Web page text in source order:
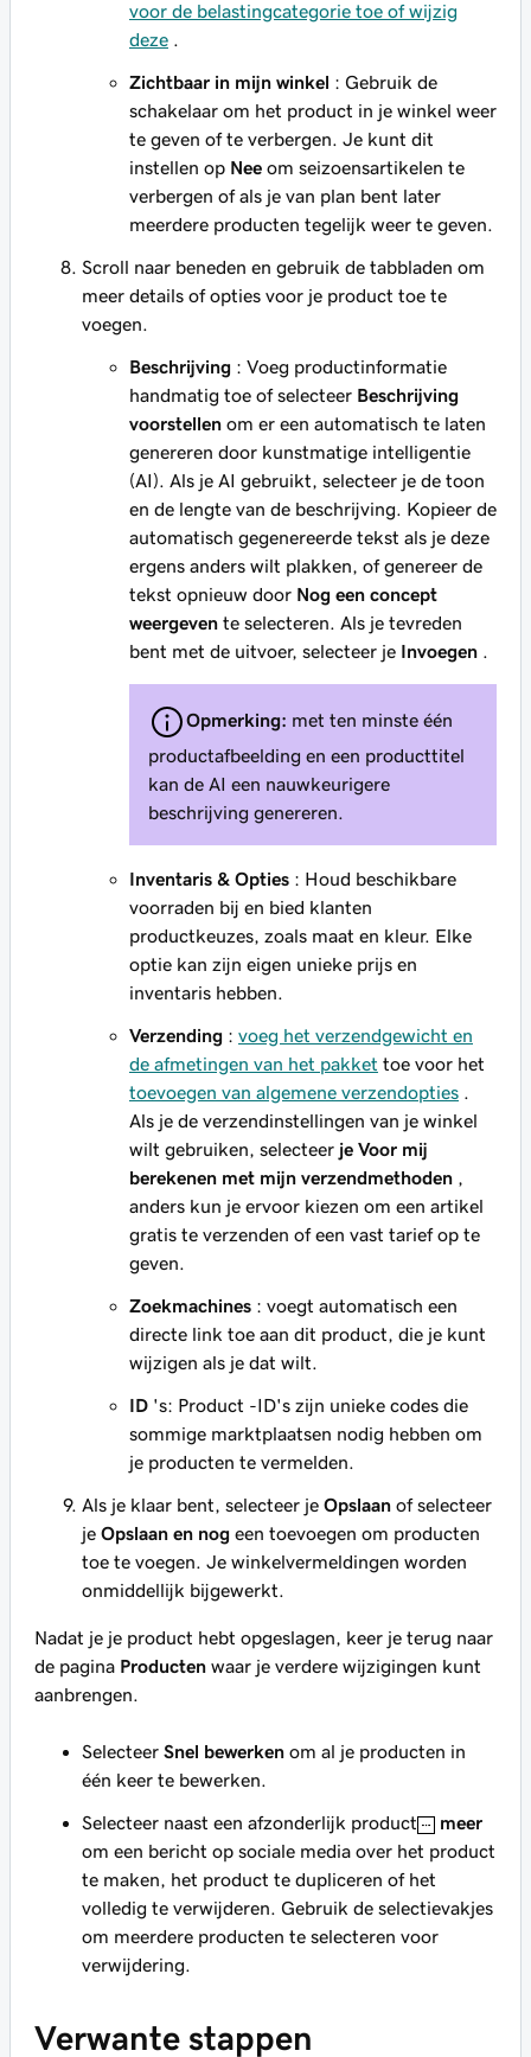
voor de belastingcategorie toe of wijzig
deze .
Zichtbaar in mijn winkel : Gebruik de
schakelaar om het product in je winkel weer
te geven of te verbergen. Je kunt dit
instellen op Nee om seizoensartikelen te
verbergen of als je van plan bent later
meerdere producten tegelijk weer te geven.
Scroll naar beneden en gebruik de tabbladen om
meer details of opties voor je product toe te
voegen.
Beschrijving : Voeg productinformatie
handmatig toe of selecteer Beschrijving
voorstellen om er een automatisch te laten
genereren door kunstmatige intelligentie
(AI). Als je AI gebruikt, selecteer je de toon
en de lengte van de beschrijving. Kopieer de
automatisch gegenereerde tekst als je deze
ergens anders wilt plakken, of genereer de
tekst opnieuw door Nog een concept
weergeven te selecteren. Als je tevreden
bent met de uitvoer, selecteer je Invoegen .
Opmerking: met ten minste één
productafbeelding en een producttitel
kan de AI een nauwkeurigere
beschrijving genereren.
Inventaris & Opties : Houd beschikbare
voorraden bij en bied klanten
productkeuzes, zoals maat en kleur. Elke
optie kan zijn eigen unieke prijs en
inventaris hebben.
Verzending : voeg het verzendgewicht en
de afmetingen van het pakket toe voor het
toevoegen van algemene verzendopties .
Als je de verzendinstellingen van je winkel
wilt gebruiken, selecteer je Voor mij
berekenen met mijn verzendmethoden ,
anders kun je ervoor kiezen om een artikel
gratis te verzenden of een vast tarief op te
geven.
Zoekmachines : voegt automatisch een
directe link toe aan dit product, die je kunt
wijzigen als je dat wilt.
ID 's: Product -ID's zijn unieke codes die
sommige marktplaatsen nodig hebben om
je producten te vermelden.
Als je klaar bent, selecteer je Opslaan of selecteer
je Opslaan en nog een toevoegen om producten
toe te voegen. Je winkelvermeldingen worden
onmiddellijk bijgewerkt.
Nadat je je product hebt opgeslagen, keer je terug naar
de pagina Producten waar je verdere wijzigingen kunt
aanbrengen.
Selecteer Snel bewerken om al je producten in
één keer te bewerken.
Selecteer naast een afzonderlijk product
meer
om een bericht op sociale media over het product
te maken, het product te dupliceren of het
volledig te verwijderen. Gebruik de selectievakjes
om meerdere producten te selecteren voor
verwijdering.
Verwante stappen